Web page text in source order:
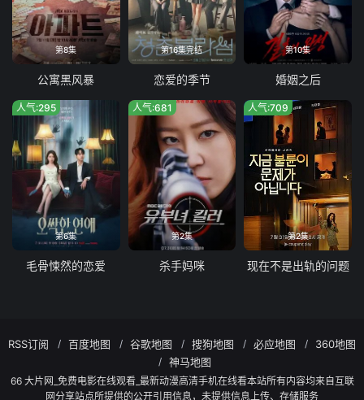
第8集
公寓黑风暴
第16集完结
恋爱的季节
第10集
婚姻之后
第6集
人气:295
毛骨悚然的恋爱
第2集
人气:681
杀手妈咪
第2集
人气:709
现在不是出轨的问题
RSS订阅 百度地图 谷歌地图 搜狗地图 必应地图
360地图
神马地图
66 大片网_免费电影在线观看_最新动漫高清手机在线看本站所有内容均来自互联
网分享站点所提供的公开引用信息，未提供信息上传、存储服务